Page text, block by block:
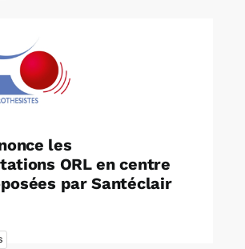
les
ORL en centre
par Santéclair